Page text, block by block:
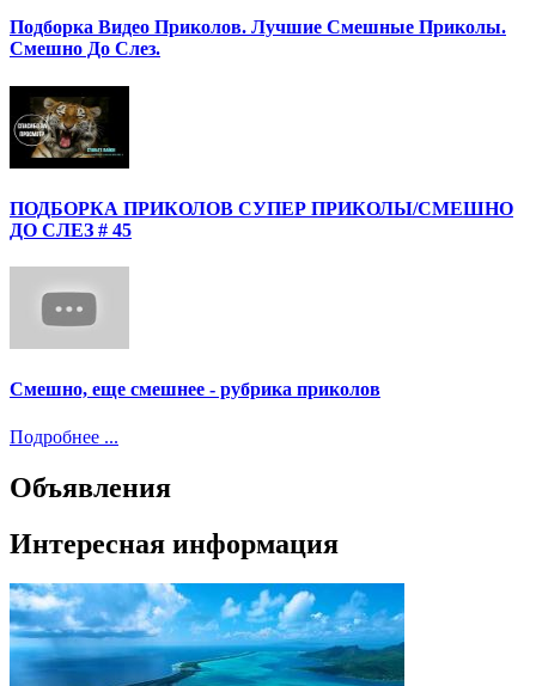
Подборка Видео Приколов. Лучшие Смешные Приколы.
Смешно До Слез.
ПОДБОРКА ПРИКОЛОВ СУПЕР ПРИКОЛЫ/СМЕШНО
ДО СЛЕЗ # 45
Смешно, еще смешнее - рубрика приколов
Подробнее ...
Объявления
Интересная информация